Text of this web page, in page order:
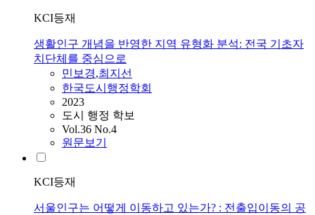
KCI등재
생활인구 개념을 반영한 지역 유형화 분석: 전국 기초자
치단체를 중심으로
민보경,최지선
한국도시행정학회
2023
도시 행정 학보
Vol.36 No.4
원문보기
KCI등재
서울인구는 어떻게 이동하고 있는가? : 전출입이동의 공